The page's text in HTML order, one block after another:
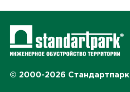
© 2000-2026 Стандартпарк